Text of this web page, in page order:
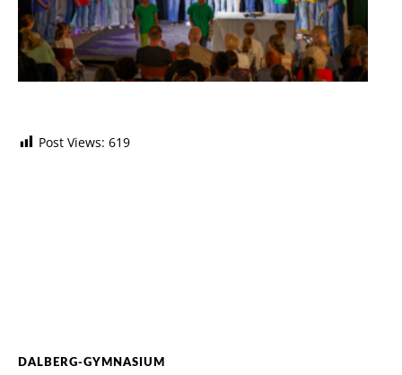
Post Views: 619
DALBERG-GYMNASIUM